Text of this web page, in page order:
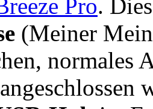
Pro.
(Meiner
normales